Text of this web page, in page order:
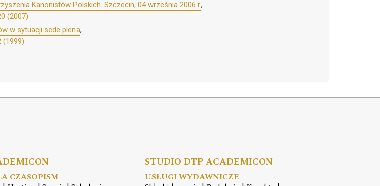
Kanonistów Polskich. Szczecin, 04 września 2006 r.,
(2007)
w sytuacji sede plena,
(1999)
CZASOPISM
STUDIO DTP ACADEMICON
USŁUGI WYDAWNICZE